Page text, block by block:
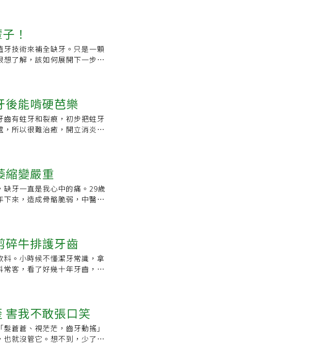
茲海默症風險的重要性。」
少與阿茲海默症發病之間的
的關係」。不管如何，這篇
28）我就已經發表牙齒越少
能下降。」我把我這篇文章
覆：「謝謝林教授，遇有問
想找找有無有關植牙的相關
是「植牙是否可以減少失智
，請看2019年：Association
品可能在保留認知功能方面
on Cognitive
Review（牙科修復體對老年
在預防認知障礙方面具有非
in a geriatric
固定覆蓋義齒對老年族群大
。結論：與傳統的全口義齒相
覺回饋，並提高認知能力。
status and cognitive
參與者，具有更好的認知表
on cognitive
（單一植體覆蓋義齒對老年
植體覆蓋義齒植入的無牙下
J 總評分顯著提高。此外，
，菠菜、莧菜、高麗菜、胡
配五穀雜糧。另可選用嫩
熟剁碎的雞蛋，一樣能變化
痛來要人命」，奉勸諸位讀
，千萬別「遇缺不補」，務
補，大孔著艱苦」，缺牙不
而慢慢萎縮，導致對咬過
節會痛，咬東西很吃力，連
致。為避免隨著缺牙時間拉
決定等牙周狀況整頓完成開
後保養非常重要，若沒有好
應儘早就醫處置，讓缺牙的
時間及費用只會更高，花錢
缺牙不補會造成很大影響，
！
技術來補全缺牙。只是一顆
了解，該如何展開下一步才
口腔及健康條件，以及術後
齡層都有90%以上的成功
球第一例植牙案例的人工植體
牙是有機會安心使用一輩子
之一是種入顎骨、取代天然
的植體使用數據，能更為精
，有效幫助植入成功率，同
較佳選擇。施作技術更是決
數位導航三種技術，第一種
，沈醫師說，導航系統就像
至理想位點，減少手術風
牙施作醫師會願意在患者諮
了解，因此，選擇一位溝通
解患者對於植牙的疑慮與不
土保持做得好的土地，房子
植牙前需先經過補骨補肉這
患者有牙周病也需先行治
乳牙、成人牙之後的第三套
後能啃硬芭樂
有蛀牙和裂痕，初步把蛀牙
所以很難治癒，開立消炎止
前的技術，除了做假牙別無
用反覆的挖洞、填補，最重
，比補牙還堅固耐用，讓我
用「陶瓷嵌體」，將一片注
的結合，類似「架橋」的方
宜多了，為了身體健康，這
，導致齒槽骨萎縮，無法享
連堅硬的芭樂都啃得動，令
縮變嚴重
牙一直是我心中的痛。29歲
來，造成骨骼脆弱，中醫有
病的牙膏，不僅天天刷，還
，結果異味是消除了，但僅
一脫落，待脫落的窟窿牙肉
將因只用另一邊的牙齒咀
嚼的一邊臉頰肌肉彈性鬆
驗讓大家借鑑。也祝大家身
碎牛排護牙齒
。小時候不懂潔牙常識，拿
客，看了好幾十年牙齒，花
內，再用叉子吃；煮好的玉
匙吃。到餐廳享用牛排大餐
缺牙還要注意假牙問題，國
記得檢查假牙是否帶齊上
。當時吃飽喝足、逛北市東
害我不敢張口笑
蒼蒼、視茫茫，齒牙動搖」
就沒管它。想不到，少了牙